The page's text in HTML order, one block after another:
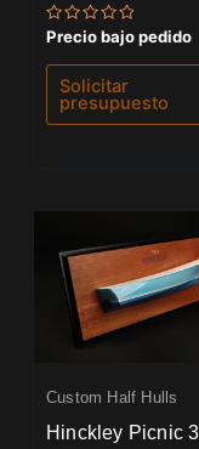
Valorado
0
de
Precio bajo pedido
Solicitar
presupuesto
Custom Half Hulls
Hinckley Picnic